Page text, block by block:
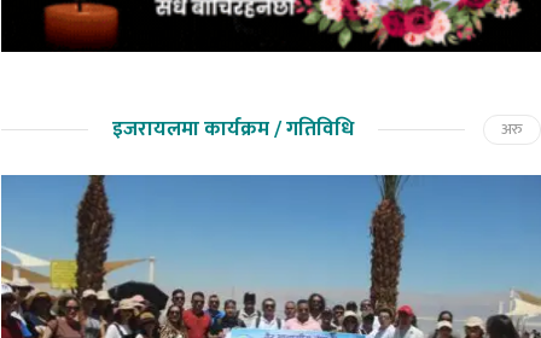
इजरायलमा कार्यक्रम / गतिविधि अरु